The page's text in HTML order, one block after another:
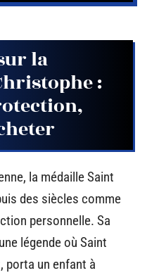
la
:
la médaille Saint
des siècles comme
personnelle. Sa
légende où Saint
porta un enfant à